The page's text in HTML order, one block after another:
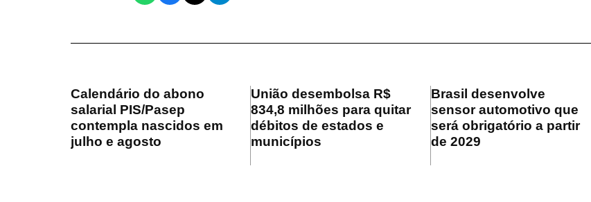
Calendário do abono
salarial PIS/Pasep
contempla nascidos em
julho e agosto
União desembolsa R$
834,8 milhões para quitar
débitos de estados e
municípios
Brasil desenvolve
sensor automotivo que
será obrigatório a partir
de 2029